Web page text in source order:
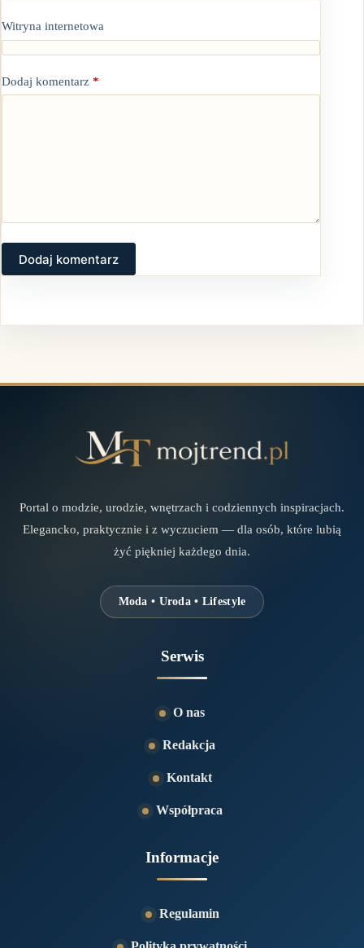
Witryna internetowa
Dodaj komentarz *
Dodaj komentarz
Portal o modzie, urodzie, wnętrzach i codziennych inspiracjach.
Elegancko, praktycznie i z wyczuciem — dla osób, które lubią
żyć piękniej każdego dnia.
Moda • Uroda • Lifestyle
Serwis
O nas
Redakcja
Kontakt
Współpraca
Informacje
Regulamin